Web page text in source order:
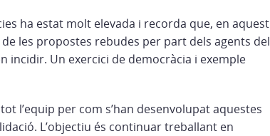
ha estat molt elevada i recorda que, en aquest
les propostes rebudes per part dels agents del
Un exercici de democràcia i exemple
l’equip per com s’han desenvolupat aquestes
L’objectiu és continuar treballant en